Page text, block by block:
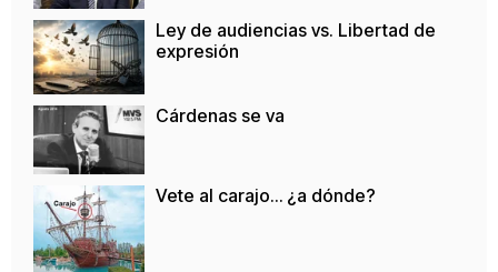
Ley de audiencias vs. Libertad de
expresión
Cárdenas se va
Vete al carajo… ¿a dónde?